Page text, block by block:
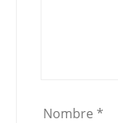
Nombre *